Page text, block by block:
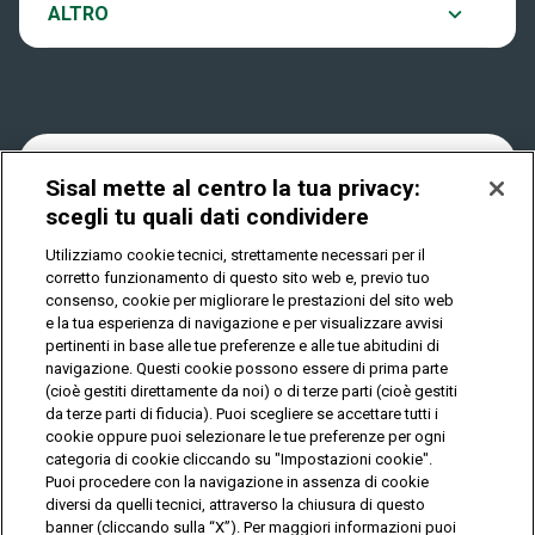
Play Your Date
Dove si gioca
Quanto si vince
Come riscuotere
ALTRO
Notifiche
Privacy
IL GIOCO È VIETATO AI MINORI E PUÒ CAUSARE
DIPENDENZA PATOLOGICA
© Copyright Sisal Italia S.p.A. - P.I. 02433760135
Privacy Cookies
Mappa
del
sito
Sisal mette al centro la tua privacy:
scegli tu quali dati condividere
Utilizziamo cookie tecnici, strettamente necessari per il
corretto funzionamento di questo sito web e, previo tuo
consenso, cookie per migliorare le prestazioni del sito web
e la tua esperienza di navigazione e per visualizzare avvisi
pertinenti in base alle tue preferenze e alle tue abitudini di
navigazione. Questi cookie possono essere di prima parte
(cioè gestiti direttamente da noi) o di terze parti (cioè gestiti
da terze parti di fiducia). Puoi scegliere se accettare tutti i
cookie oppure puoi selezionare le tue preferenze per ogni
categoria di cookie cliccando su "Impostazioni cookie".
Puoi procedere con la navigazione in assenza di cookie
diversi da quelli tecnici, attraverso la chiusura di questo
banner (cliccando sulla “X”). Per maggiori informazioni puoi